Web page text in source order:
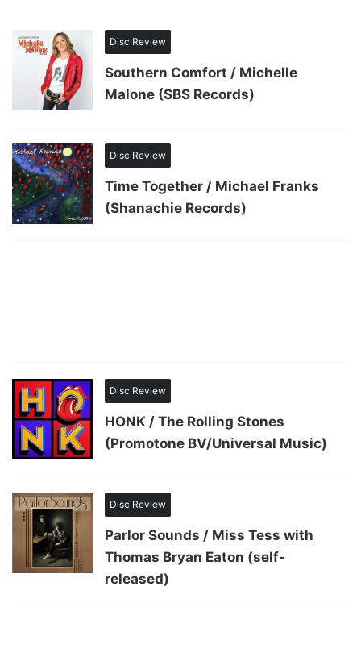
Disc Review
Southern Comfort / Michelle
Malone (SBS Records)
Disc Review
Time Together / Michael Franks
(Shanachie Records)
Disc Review
HONK / The Rolling Stones
(Promotone BV/Universal Music)
Disc Review
Parlor Sounds / Miss Tess with
Thomas Bryan Eaton (self-
released)